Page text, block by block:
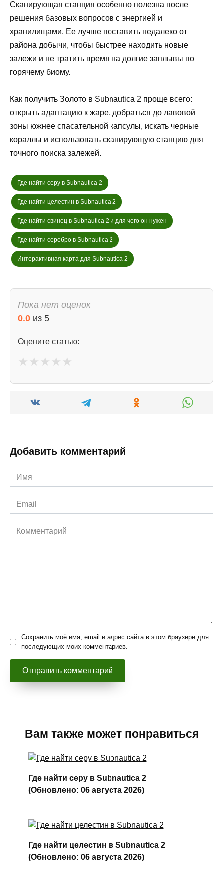
Сканирующая станция особенно полезна после
решения базовых вопросов с энергией и
хранилищами. Ее лучше поставить недалеко от
района добычи, чтобы быстрее находить новые
залежи и не тратить время на долгие заплывы по
горячему биому.
Как получить Золото в Subnautica 2 проще всего:
открыть адаптацию к жаре, добраться до лавовой
зоны южнее спасательной капсулы, искать черные
кораллы и использовать сканирующую станцию для
точного поиска залежей.
Где найти серу в Subnautica 2
Где найти целестин в Subnautica 2
Где найти свинец в Subnautica 2 и для чего он нужен
Где найти серебро в Subnautica 2
Интерактивная карта для Subnautica 2
Пока нет оценок
0.0 из 5
Оцените статью:
★ ★ ★ ★ ★
Добавить комментарий
Имя
*
Email
*
Комментарий
Сохранить моё имя, email и адрес сайта в этом браузере для
последующих моих комментариев.
Вам также может понравиться
Где найти серу в Subnautica 2
(Обновлено: 06 августа 2026)
Где найти целестин в Subnautica 2
(Обновлено: 06 августа 2026)